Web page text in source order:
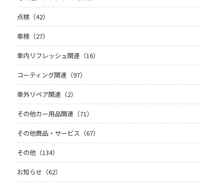
点検（42）
車検（27）
車内リフレッシュ関連（16）
コーティング関連（97）
車外リペア関連（2）
その他カー用品関連（71）
その他商品・サービス（67）
その他（134）
お知らせ（62）